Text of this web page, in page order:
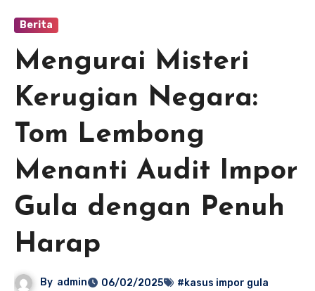
Berita
Mengurai Misteri
Kerugian Negara:
Tom Lembong
Menanti Audit Impor
Gula dengan Penuh
Harap
By admin 06/02/2025 #kasus impor gula